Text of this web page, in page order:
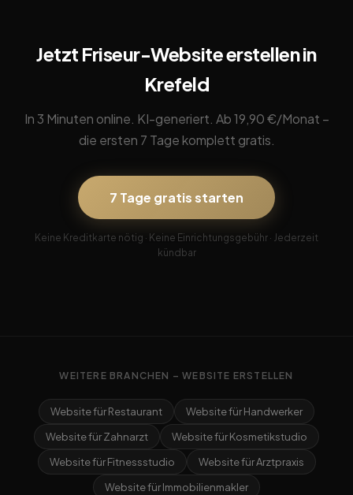
Jetzt Friseur-Website erstellen in
Krefeld
In 3 Minuten online. KI-generiert. Ab 19,90 €/Monat –
die ersten 7 Tage komplett gratis.
7 Tage gratis starten
Keine Kreditkarte nötig · Keine Einrichtungsgebühr · Jederzeit
kündbar
WEITERE BRANCHEN – WEBSITE ERSTELLEN
Website für Restaurant
Website für Handwerker
Website für Zahnarzt
Website für Kosmetikstudio
Website für Fitnessstudio
Website für Arztpraxis
Website für Immobilienmakler